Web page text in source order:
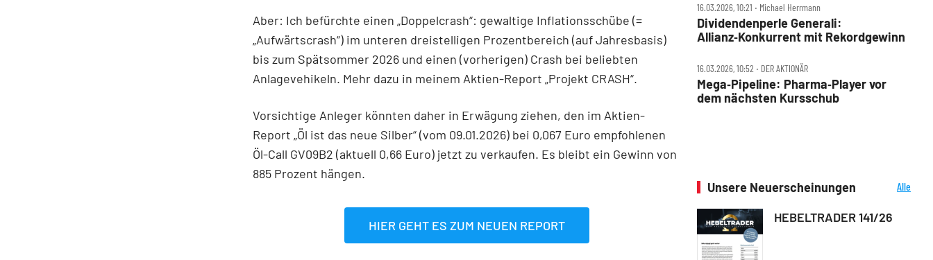
Aber: Ich befürchte einen „Doppelcrash“: gewaltige Inflationsschübe (=
„Aufwärtscrash“) im unteren dreistelligen Prozentbereich (auf Jahresbasis)
bis zum Spätsommer 2026 und einen (vorherigen) Crash bei beliebten
Anlagevehikeln. Mehr dazu in meinem Aktien-Report „Projekt CRASH“.
Vorsichtige Anleger könnten daher in Erwägung ziehen, den im Aktien-
Report „Öl ist das neue Silber“ (vom 09.01.2026) bei 0,067 Euro empfohlenen
Öl-Call GV09B2 (aktuell 0,66 Euro) jetzt zu verkaufen. Es bleibt ein Gewinn von
885 Prozent hängen.
HIER GEHT ES ZUM NEUEN REPORT
16.03.2026, 10:21 ‧ Michael Herrmann
Dividendenperle Generali:
Allianz‑Konkurrent mit Rekordgewinn
16.03.2026, 10:52 ‧ DER AKTIONÄR
Mega‑Pipeline: Pharma‑Player vor
dem nächsten Kursschub
Unsere Neuerscheinungen
Alle
HEBELTRADER 141/26